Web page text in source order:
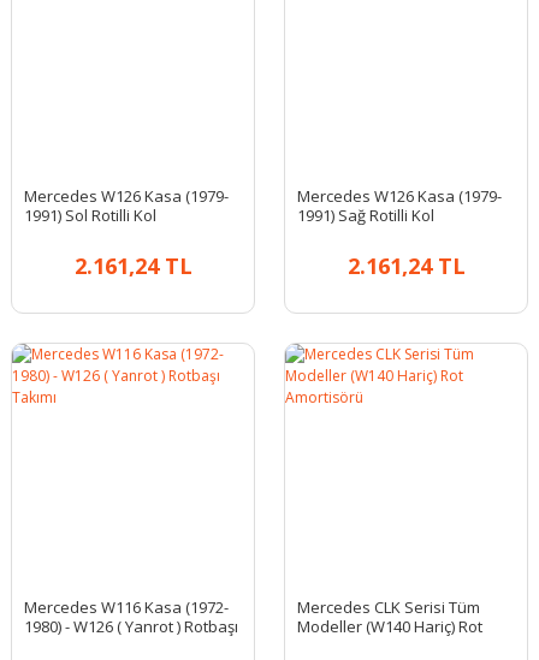
Mercedes W126 Kasa (1979-
1991) Sol Rotilli Kol
2.161,24 TL
Mercedes W126 Kasa (1979-
1991) Sağ Rotilli Kol
2.161,24 TL
Mercedes W116 Kasa (1972-
1980) - W126 ( Yanrot ) Rotbaşı
Mercedes CLK Serisi Tüm
Modeller (W140 Hariç) Rot